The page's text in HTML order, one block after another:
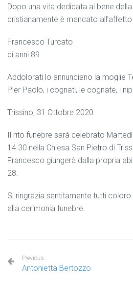
Dopo una vita dedicata al bene
cristianamente è mancato
Francesco Turcato
di anni 89
Addolorati lo annunciano la moglie
Pier Paolo, i cognati, le cognate, i
Trissino, 31 Ottobre 2020
Il rito funebre sarà celebrato
14.30 nella Chiesa San Pietro di
Francesco giungerà dalla propria
28.
Si ringrazia sentitamente tutti
alla cerimonia funebre.
Previous
Antonietta Bertozzo